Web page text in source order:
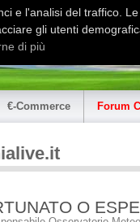
€-Commerce Forum
O
e l'analisi del traffico.
gli utenti
di più